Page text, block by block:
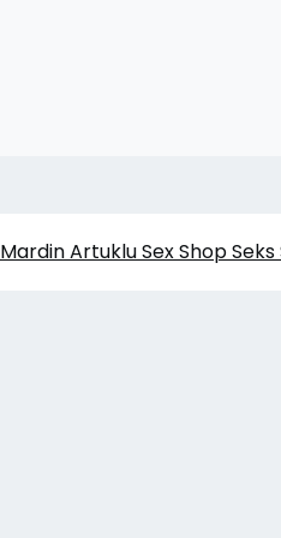
Mardin Artuklu Sex Shop Seks